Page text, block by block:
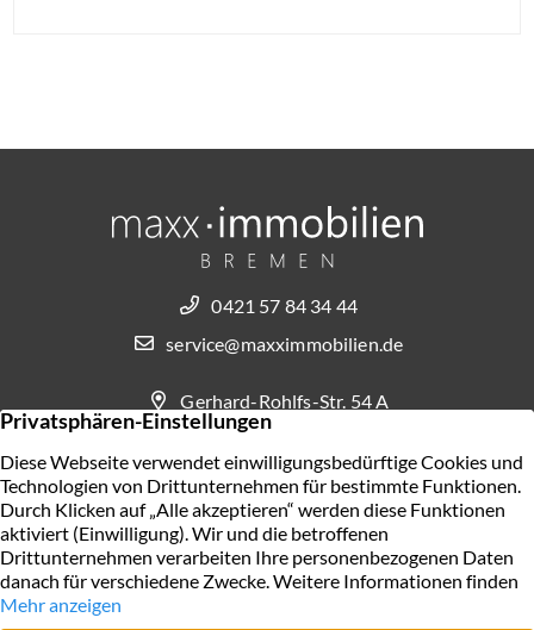
Gerhard-Rohlfs-Str. 54 A
28757 Bremen
0421 57 84 34 44
service@maxximmobilien.de
KONTAKT AUFNEHMEN